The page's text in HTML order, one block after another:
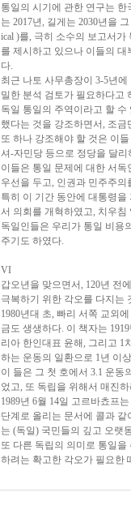
통일의 시기에 관한 연구는
는 2017년, 길게는 2030년을
ical )를, 극히 소수의 보고서
를 제시하고 있으나 이들의
다.
최근 나토 사무총장이 3-5년
밀한 분석 검토가 필요하다고
독일 통일의 주역이라고 할
했다는 것을 강조하면서, 조
또 하나 강조해야 할 것은 이
셔-자민당 등으로 정당을 달
이들은 통일 문제에 대한 서
우선을 두고, 인권과 민주주
특히 이 기간 동안에 대통령
서 의회를 개혁하였고, 치우
독일인들은 우리가 통일 비용
주기도 하였다.
VI
갑오년을 맞으면서, 120년 전
극복하기 위한 각오를 다지는
1980년대 초, 빠리 서쪽 교외
금도 생생하다. 이 책자는
리아 한인대표 윤해, 그리고 1
하는 운동의 일환으로 1년 이
이 들은 그 첫 호에서 3.1 운동
었고, 또 독립을 위해서 매진
1989년 6월 14일 고르바쵸프
단계로 올리는 문서에 콜과
는 (독일) 국민들의 깊고 오랫
또 다른 독립의 의미로 통일
하려는 확고한 각오가 필요한